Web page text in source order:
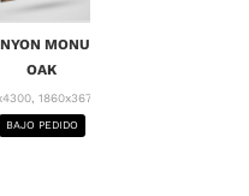
MONUMENT
OAK
1860x3670...
BAJO PEDIDO